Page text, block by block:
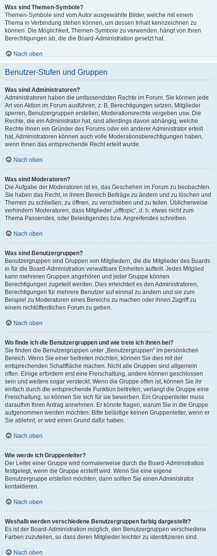
Was sind Themen-Symbole?
Themen-Symbole sind vom Autor ausgewählte Bilder, welche mit einem
Thema in Verbindung stehen können, um dessen Inhalt kennzeichnen zu
können. Die Möglichkeit, Themen-Symbole zu verwenden, hängt von Ihren
Berechtigungen ab, die die Board-Administration gesetzt hat.
Nach oben
Benutzer-Stufen und Gruppen
Was sind Administratoren?
Administratoren haben die umfassendsten Rechte im Forum. Sie können jede
Art von Aktion im Forum ausführen; z. B. Berechtigungen setzen, Mitglieder
sperren, Benutzergruppen erstellen, Moderationsrechte vergeben usw. Die
Rechte, die ein Administrator hat, sind allerdings davon abhängig, welche
Rechte ihnen ein Gründer des Forums oder ein anderer Administrator erteilt
hat. Administratoren können auch volle Moderationsberechtigungen haben,
wenn ihnen das entsprechende Recht erteilt wurde.
Nach oben
Was sind Moderatoren?
Die Aufgabe der Moderatoren ist es, das Geschehen im Forum zu beobachten.
Sie haben das Recht, in ihrem Bereich Beiträge zu ändern und zu löschen und
Themen zu schließen, zu öffnen, zu verschieben und zu teilen. Üblicherweise
verhindern Moderatoren, dass Mitglieder „offtopic“, d. h. etwas nicht zum
Thema Passendes, oder Beleidigendes bzw. Angreifendes schreiben.
Nach oben
Was sind Benutzergruppen?
Benutzergruppen sind Gruppen von Mitgliedern, die die Mitglieder des Boards
in für die Board-Administration verwaltbare Einheiten aufteilt. Jedes Mitglied
kann mehreren Gruppen angehören und jeder Gruppe können
Berechtigungen zugeteilt werden. Dies erleichtert es den Administratoren,
Berechtigungen für mehrere Benutzer auf einmal zu ändern und sie zum
Beispiel zu Moderatoren eines Bereichs zu machen oder ihnen Zugriff zu
einem nichtöffentlichen Forum zu geben.
Nach oben
Wo finde ich die Benutzergruppen und wie trete ich ihnen bei?
Sie finden die Benutzergruppen unter „Benutzergruppen“ im persönlichen
Bereich. Wenn Sie einer beitreten möchten, können Sie dies mit der
entsprechenden Schaltfläche machen. Nicht alle Gruppen sind allgemein
offen. Einige erfordern erst eine Freischaltung, andere können geschlossen
sein und weitere sogar versteckt. Wenn die Gruppe offen ist, können Sie ihr
einfach durch die entsprechende Funktion beitreten; verlangt die Gruppe eine
Freischaltung, so können Sie sich für sie bewerben. Ein Gruppenleiter muss
daraufhin Ihren Antrag annehmen. Er könnte fragen, warum Sie in die Gruppe
aufgenommen werden möchten. Bitte belästige keinen Gruppenleiter, wenn er
Sie ablehnt, er wird einen Grund dafür haben.
Nach oben
Wie werde ich Gruppenleiter?
Der Leiter einer Gruppe wird normalerweise durch die Board-Administration
festgelegt, wenn die Gruppe erstellt wird. Wenn Sie eine eigene
Benutzergruppe erstellen möchten, dann sollten Sie einen Administrator
kontaktieren.
Nach oben
Weshalb werden verschiedene Benutzergruppen farbig dargestellt?
Es ist der Board-Administration möglich, den Benutzergruppen verschiedene
Farben zuzuteilen, so dass deren Mitglieder leichter zu identifizieren sind.
Nach oben